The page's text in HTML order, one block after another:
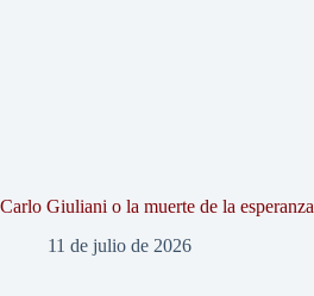
Carlo Giuliani o la muerte de la esperanza
11 de julio de 2026